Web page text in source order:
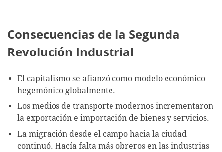
Consecuencias de la Segunda
Revolución Industrial
El capitalismo se afianzó como modelo económico
hegemónico globalmente.
Los medios de transporte modernos incrementaron
la exportación e importación de bienes y servicios.
La migración desde el campo hacia la ciudad
continuó. Hacía falta más obreros en las industrias